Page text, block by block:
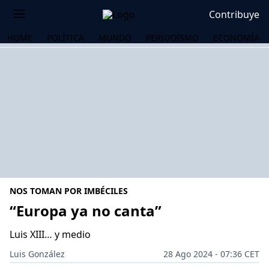
Contribuye
HOME POLÍTICA MUNDO PERIODISMO ECONOMÍA
NOS TOMAN POR IMBÉCILES
“Europa ya no canta”
Luis XIII… y medio
Luis González
28 Ago 2024 - 07:36 CET